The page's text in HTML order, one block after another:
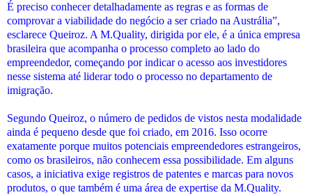
É preciso conhecer detalhadamente as regras e as formas de
comprovar a viabilidade do negócio a ser criado na Austrália”,
esclarece Queiroz. A M.Quality, dirigida por ele, é a única empresa
brasileira que acompanha o processo completo ao lado do
empreendedor, começando por indicar o acesso aos investidores
nesse sistema até liderar todo o processo no departamento de
imigração.
Segundo Queiroz, o número de pedidos de vistos nesta modalidade
ainda é pequeno desde que foi criado, em 2016. Isso ocorre
exatamente porque muitos potenciais empreendedores estrangeiros,
como os brasileiros, não conhecem essa possibilidade. Em alguns
casos, a iniciativa exige registros de patentes e marcas para novos
produtos, o que também é uma área de expertise da M.Quality.